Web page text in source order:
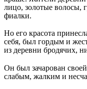
лицо, золотые волосы,
фиалки.
Но его красота
себя, был гордым и
из деревни бродячих,
Он был зачарован
слабым, жалким и